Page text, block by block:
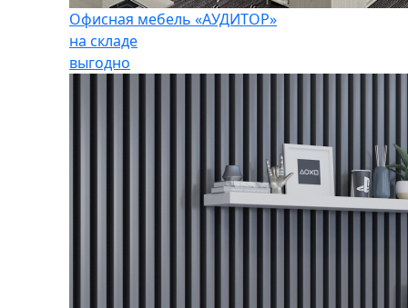
Офисная мебель «АУДИТОР»
на складе
выгодно